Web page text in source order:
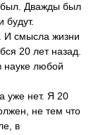
был. Дважды был
будут.
И смысла жизни
20 лет назад.
науке любой
уже нет. Я 20
не тем что
в